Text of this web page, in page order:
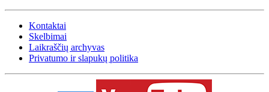
Kontaktai
Skelbimai
Laikraščių archyvas
Privatumo ir slapukų politika